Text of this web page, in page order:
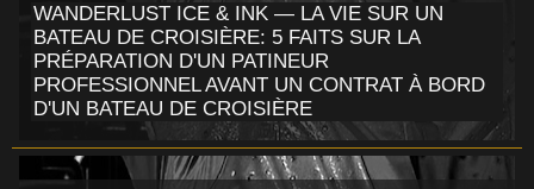
WANDERLUST ICE & INK — LA VIE SUR UN
BATEAU DE CROISIÈRE: 5 FAITS SUR LA
PRÉPARATION D'UN PATINEUR
PROFESSIONNEL AVANT UN CONTRAT À BORD
D'UN BATEAU DE CROISIÈRE